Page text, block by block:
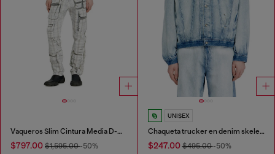
Vaqueros Slim Cintura Media D-DAREK
$797.00 $1,595.00-50%
UNISEX
Chaqueta trucker en denim skeleton de lavado oscuro medio-claro
$247.00$495.00-50%